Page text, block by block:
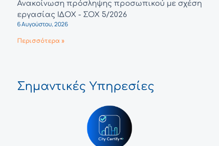
Ανακοίνωση πρόσληψης προσωπικού με σχέση
εργασίας ΙΔΟΧ - ΣΟΧ 5/2026
6 Αυγούστου, 2026
Περισσότερα »
Σημαντικές Υπηρεσίες